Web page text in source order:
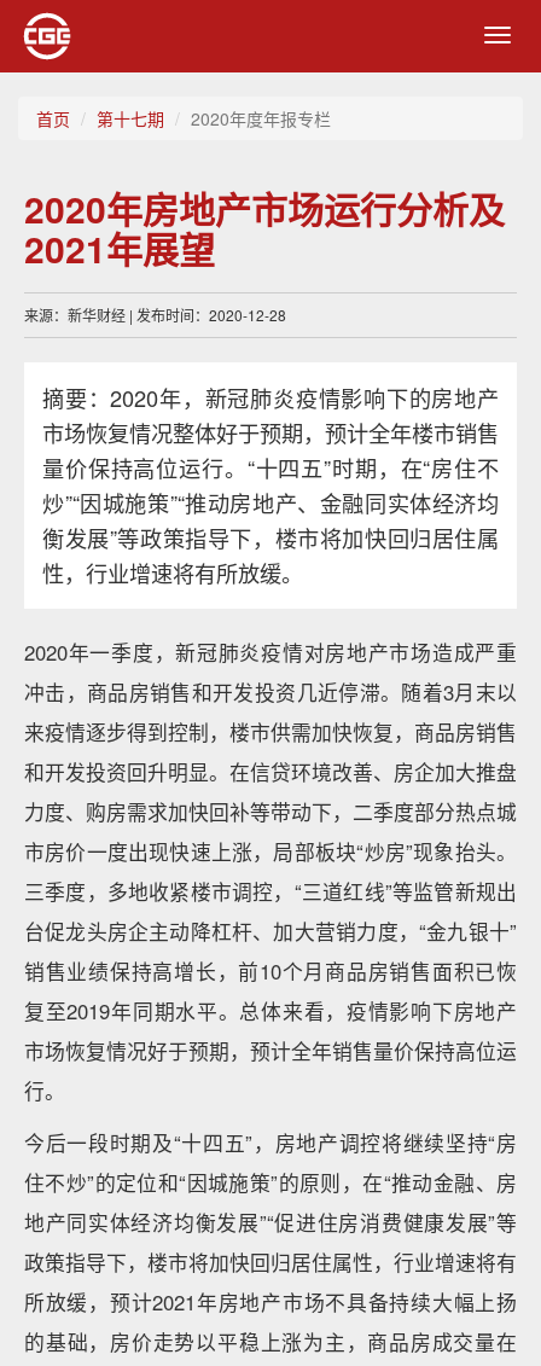
首页 第十七期 2020年度年报专栏
2020年房地产市场运行分析及
2021年展望
来源：新华财经 | 发布时间：2020-12-28
摘要：2020年，新冠肺炎疫情影响下的房地产
市场恢复情况整体好于预期，预计全年楼市销售
量价保持高位运行。“十四五”时期，在“房住不
炒”“因城施策”“推动房地产、金融同实体经济均
衡发展”等政策指导下，楼市将加快回归居住属
性，行业增速将有所放缓。
2020年一季度，新冠肺炎疫情对房地产市场造成严重
冲击，商品房销售和开发投资几近停滞。随着3月末以
来疫情逐步得到控制，楼市供需加快恢复，商品房销售
和开发投资回升明显。在信贷环境改善、房企加大推盘
力度、购房需求加快回补等带动下，二季度部分热点城
市房价一度出现快速上涨，局部板块“炒房”现象抬头。
三季度，多地收紧楼市调控，“三道红线”等监管新规出
台促龙头房企主动降杠杆、加大营销力度，“金九银十”
销售业绩保持高增长，前10个月商品房销售面积已恢
复至2019年同期水平。总体来看，疫情影响下房地产
市场恢复情况好于预期，预计全年销售量价保持高位运
行。
今后一段时期及“十四五”，房地产调控将继续坚持“房
住不炒”的定位和“因城施策”的原则，在“推动金融、房
地产同实体经济均衡发展”“促进住房消费健康发展”等
政策指导下，楼市将加快回归居住属性，行业增速将有
所放缓，预计2021年房地产市场不具备持续大幅上扬
的基础，房价走势以平稳上涨为主，商品房成交量在